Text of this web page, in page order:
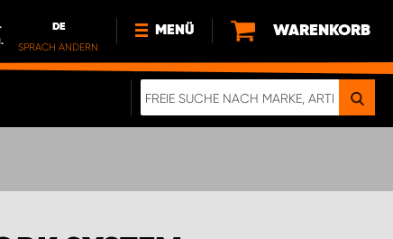
DE
SPRACH ÄNDERN
MENÜ
NEWS
WARENKORB